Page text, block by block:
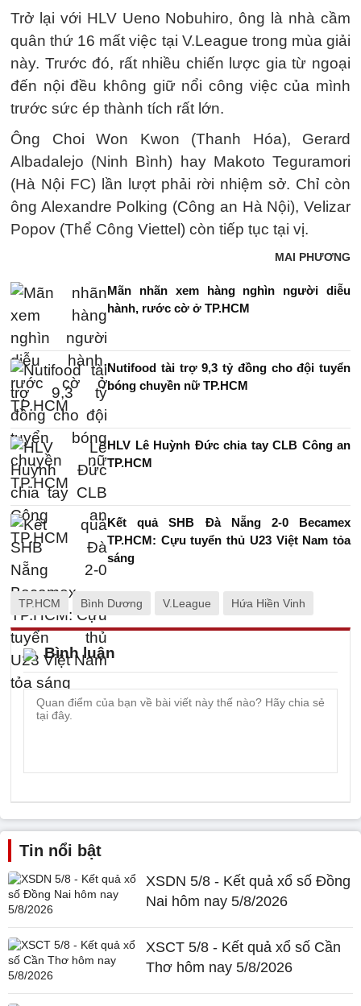
Trở lại với HLV Ueno Nobuhiro, ông là nhà cầm
quân thứ 16 mất việc tại V.League trong mùa giải
này. Trước đó, rất nhiều chiến lược gia từ ngoại
đến nội đều không giữ nổi công việc của mình
trước sức ép thành tích rất lớn.
Ông Choi Won Kwon (Thanh Hóa), Gerard
Albadalejo (Ninh Bình) hay Makoto Teguramori
(Hà Nội FC) lần lượt phải rời nhiệm sở. Chỉ còn
ông Alexandre Polking (Công an Hà Nội), Velizar
Popov (Thể Công Viettel) còn tiếp tục tại vị.
MAI PHƯƠNG
Mãn nhãn xem hàng nghìn người diễu
hành, rước cờ ở TP.HCM
Nutifood tài trợ 9,3 tỷ đồng cho đội tuyển
bóng chuyền nữ TP.HCM
HLV Lê Huỳnh Đức chia tay CLB Công an
TP.HCM
Kết quả SHB Đà Nẵng 2-0 Becamex
TP.HCM: Cựu tuyển thủ U23 Việt Nam tỏa
sáng
TP.HCM Bình Dương V.League Hứa Hiền Vinh
Bình luận
Tin nổi bật
XSDN 5/8 - Kết quả xổ số Đồng
Nai hôm nay 5/8/2026
XSCT 5/8 - Kết quả xổ số Cần
Thơ hôm nay 5/8/2026